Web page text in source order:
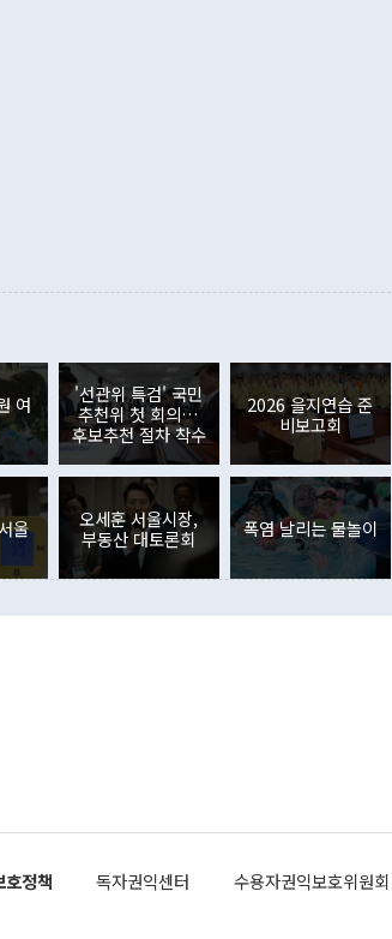
점에서 흘러간 선(先)비핵화만 되뇌는 것은
하기 위해 최선을 다할 것"이라고 말했다. 하
연 한반도의 평화와 안정에 플러스냐, 결론적
에서 정 장관이 언급한 '4자 회담'에 대해 "이상
크에서 열리는 '동방경제포럼(EEF)'을 언급하
검토하고 있다"고 발언한 데 대해서도 조 장관
라며 "아직 거기까지 진도가 나가지 않았다"고
한 대북 구상과 설명은 정부 내 조율을 거치지
다. 특히 주적 표현 대체와 국호 사용, 9·19 군
등은 통일부 장관이 결정할 사안이 아니어서 월
다. 이 대통령은 정 장관의 업무보고를 듣고 난
다고 승인난 건 아니다"라고 재차 확인했다. 정
발언 내용은 대부분 국가안전보장회의(NSC)
정 장관의 개인적 생각에 가깝다"며 "안보 관
정책이 아닌 사안을 추진하겠다고 업무보고를
군통수권자가 나서야 한다'고 주장한 것은 심각
화를 공식적으로 요구한 적이 없기 때문이다. 지
1994년 북·미 제네바 기본합의는 핵시설 동결
억달러를 넘어섰다. 상품수입은 644억8000만
변기기(SSD)는 282.7% 증가했다. IT 품목
IT 품목도 ▲석유제품(47.5%) ▲화공품
료수지는 전월 흑자에서 4억4000만달러 적자
배당소득을 중심으로 32억7000만달러 흑자
전월 분기배당에 따른 기저효과로 배당지급이
달러)을 넘어선 것이다. 직접투자에서는 내국
만달러, 외국인의 국내투자가 46억3000만달러
서는 외국인의 국내 주식 매도세가 이어졌다. 외
익실현 매도 등의 영향으로 316억1000만달러
만달러)에 이어 역대 최대 순매도 기록을 다시
권투자는 세계국채지수(WGBI) 자금 유입에도
증가 폭이 줄어든 52억9000만달러를 기록했
는 주식을 중심으로 35억6000만달러 증가했
여
'선관위 특검' 국민
추천위 첫 회의…
후보추천 절차 착수
2026 을지연습 준
비보고회
울
오세훈 서울시장,
부동산 대토론회
폭염 날리는 물놀이
호정책 독자권익센터 수용자권익보호위원회